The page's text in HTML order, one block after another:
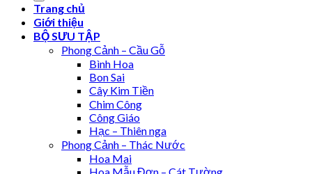
Trang chủ
Giới thiệu
BỘ SƯU TẬP
Phong Cảnh – Cầu Gỗ
Bình Hoa
Bon Sai
Cây Kim Tiền
Chim Công
Công Giáo
Hạc – Thiên nga
Phong Cảnh – Thác Nước
Hoa Mai
Hoa Mẫu Đơn – Cát Tường